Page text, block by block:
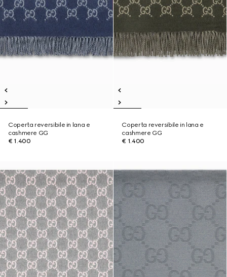
Coperta reversibile in lana e
cashmere GG
€ 1.400
Coperta reversibile in lana e
cashmere GG
€ 1.400